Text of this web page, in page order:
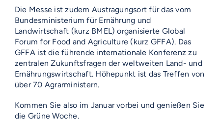
Die Messe ist zudem Austragungsort für das vom
Bundesministerium für Ernährung und
Landwirtschaft (kurz BMEL) organisierte Global
Forum for Food and Agriculture (kurz GFFA). Das
GFFA ist die führende internationale Konferenz zu
zentralen Zukunftsfragen der weltweiten Land- und
Ernährungswirtschaft. Höhepunkt ist das Treffen von
über 70 Agrarministern.
Kommen Sie also im Januar vorbei und genießen Sie
die Grüne Woche.